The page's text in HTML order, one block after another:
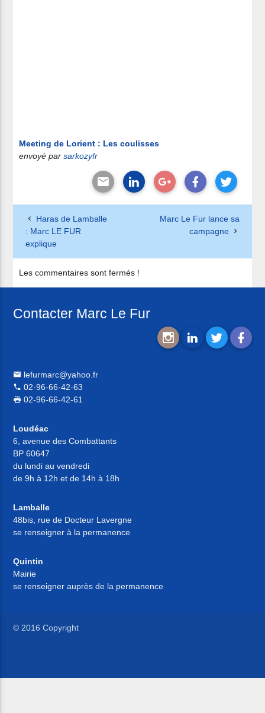
Meeting de Lorient : Les coulisses
envoyé parsarkozyfr
Haras de Lamballe
: Marc LE FUR
explique
Marc Le Fur lance sa
campagne
Les commentaires sont fermés !
Contacter Marc Le Fur
lefurmarc@yahoo.fr
02-96-66-42-63
02-96-66-42-61
Loudéac
6, avenue des Combattants
BP 60647
du lundi au vendredi
de 9h à 12h et de 14h à 18h
Lamballe
48bis, rue de Docteur Lavergne
se renseigner à la permanence
Quintin
Mairie
se renseigner auprès de la permanence
© 2016 Copyright